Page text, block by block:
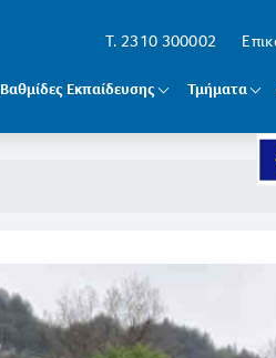
T. 2310 300002
Βαθμίδες Εκπαίδευσης Τμήματα